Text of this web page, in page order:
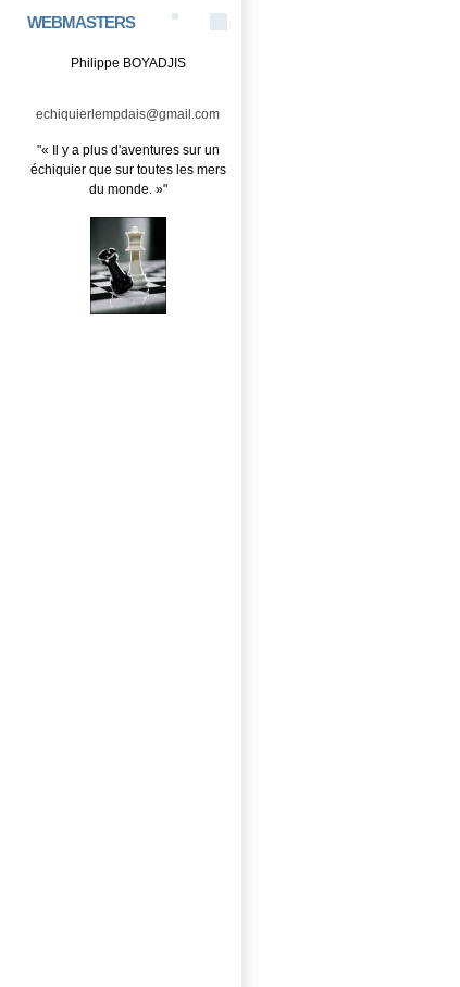
WEBMASTERS
Philippe BOYADJIS
echiquierlempdais@gmail.com
"« Il y a plus d'aventures sur un
échiquier que sur toutes les mers
du monde. »"